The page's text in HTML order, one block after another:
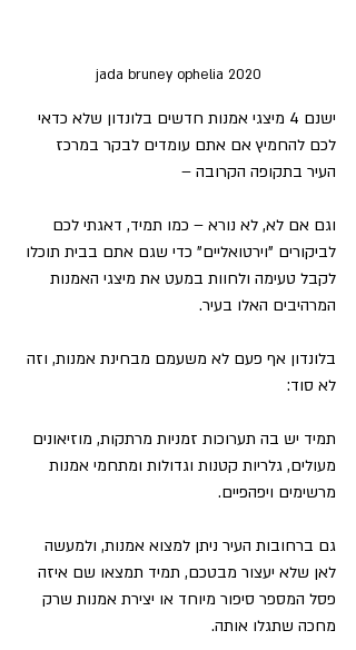
jada bruney ophelia 2020
ישנם 4 מיצגי אמנות חדשים בלונדון שלא כדאי
לכם להחמיץ אם אתם עומדים לבקר במרכז
העיר בתקופה הקרובה –
וגם אם לא, לא נורא – כמו תמיד, דאגתי לכם
לביקורים "וירטואליים" כדי שגם אתם בבית תוכלו
לקבל טעימה ולחוות במעט את מיצגי האמנות
המרהיבים האלו בעיר.
בלונדון אף פעם לא משעמם מבחינת אמנות, וזה
לא סוד:
תמיד יש בה תערוכות זמניות מרתקות, מוזיאונים
מעולים, גלריות קטנות וגדולות ומתחמי אמנות
מרשימים ויפהפיים.
גם ברחובות העיר ניתן למצוא אמנות, ולמעשה
לאן שלא יעצור מבטכם, תמיד תמצאו שם איזה
פסל המספר סיפור מיוחד או יצירת אמנות שרק
מחכה שתגלו אותה.